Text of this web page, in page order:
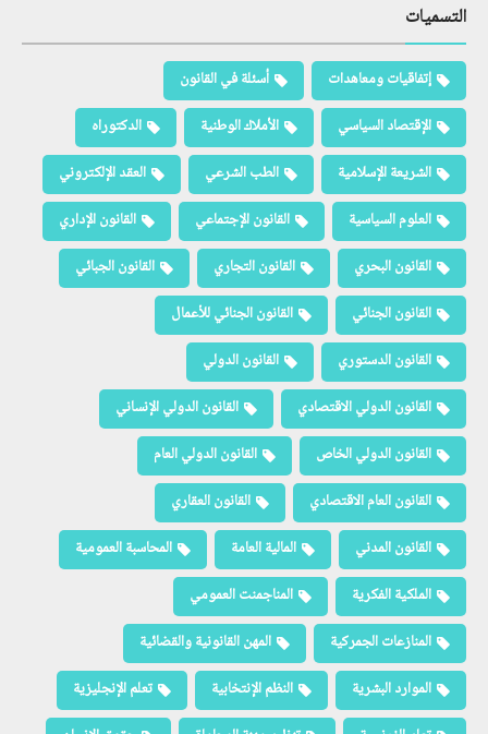
التسميات
إتفاقيات ومعاهدات
أسئلة في القانون
الإقتصاد السياسي
الأملاك الوطنية
الدكتوراه
الشريعة الإسلامية
الطب الشرعي
العقد الإلكتروني
العلوم السياسية
القانون الإجتماعي
القانون الإداري
القانون البحري
القانون التجاري
القانون الجبائي
القانون الجنائي
القانون الجنائي للأعمال
القانون الدستوري
القانون الدولي
القانون الدولي الاقتصادي
القانون الدولي الإنساني
القانون الدولي الخاص
القانون الدولي العام
القانون العام الاقتصادي
القانون العقاري
القانون المدني
المالية العامة
المحاسبة العمومية
الملكية الفكرية
المناجمنت العمومي
المنازعات الجمركية
المهن القانونية والقضائية
الموارد البشرية
النظم الإنتخابية
تعلم الإنجليزية